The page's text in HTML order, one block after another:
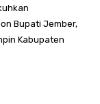
Bupati Jember,
Kabupaten